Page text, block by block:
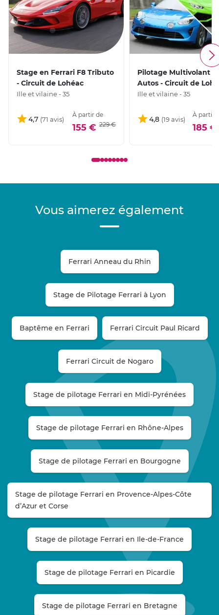
Stage en Ferrari F8 Tributo
- Circuit de Lohéac
Ille et vilaine - 35
4,7
À partir de
155 € 229 €
Pilotage Multivolant 2
Autos - Circuit de
Ille et vilaine - 35
4,8
À partir
185 €
Vous aimerez également
Ferrari Anneau du Rhin
Stage de Pilotage Ferrari à Lyon
Baptême en Ferrari Ferrari Circuit Paul Ricard
Ferrari Circuit de Nogaro
Stage de pilotage Ferrari en Midi-Pyrénées
Stage de pilotage Ferrari en Rhône-Alpes
Stage de pilotage Ferrari en Bourgogne
Stage de pilotage Ferrari en Provence-Alpes-Côte
d’Azur et Corse
Stage de pilotage Ferrari en Ile-de-France
Stage de pilotage Ferrari en Picardie
Stage de pilotage Ferrari en Bretagne